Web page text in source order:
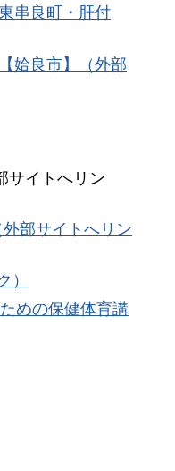
串良町・肝付
姶良市】（外部
サイトへリン
部サイトへリン
）
めの保健体育講